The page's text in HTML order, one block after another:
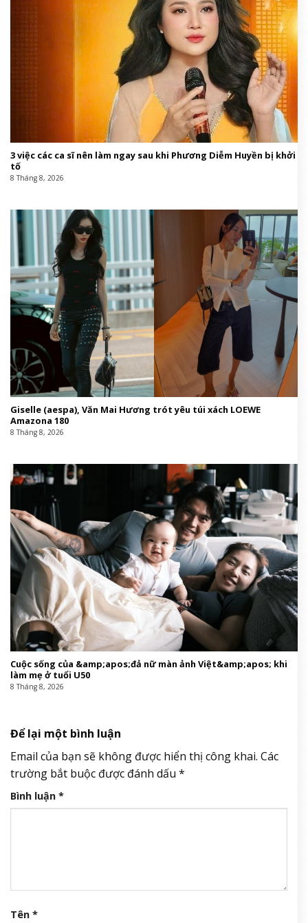
3 việc các ca sĩ nên làm ngay sau khi Phương Diễm Huyền bị khởi
tố
8 Tháng 8, 2026
Giselle (aespa), Văn Mai Hương trót yêu túi xách LOEWE
Amazona 180
8 Tháng 8, 2026
Cuộc sống của &amp;apos;đả nữ màn ảnh Việt&amp;apos; khi
làm mẹ ở tuổi U50
8 Tháng 8, 2026
Để lại một bình luận
Email của bạn sẽ không được hiển thị công khai. Các
trường bắt buộc được đánh dấu *
Bình luận *
Tên *